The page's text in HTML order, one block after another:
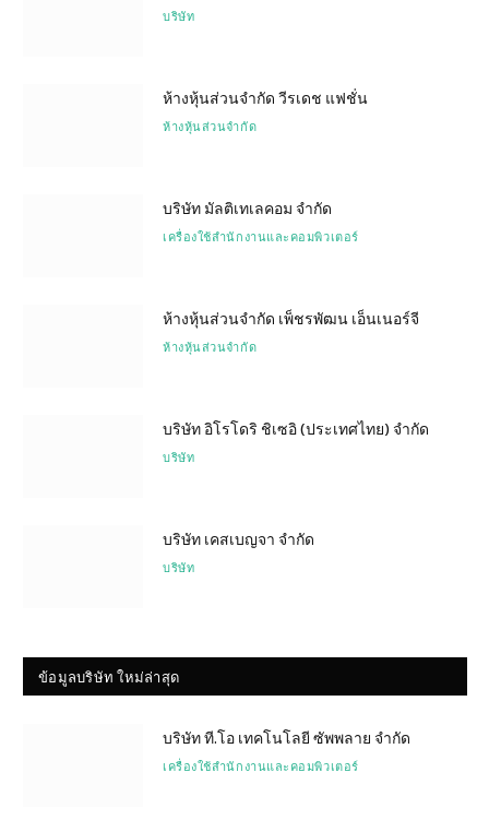
บริษัท
ห้างหุ้นส่วนจำกัด วีรเดช แฟชั่น
ห้างหุ้นส่วนจำกัด
บริษัท มัลติเทเลคอม จำกัด
เครื่องใช้สำนักงานและคอมพิวเตอร์
ห้างหุ้นส่วนจำกัด เพ็ชรพัฒน เอ็นเนอร์จี
ห้างหุ้นส่วนจำกัด
บริษัท อิโรโดริ ชิเซอิ (ประเทศไทย) จำกัด
บริษัท
บริษัท เคสเบญจา จำกัด
บริษัท
ข้อมูลบริษัท ใหม่ล่าสุด
บริษัท ที.โอ เทคโนโลยี ซัพพลาย จำกัด
เครื่องใช้สำนักงานและคอมพิวเตอร์